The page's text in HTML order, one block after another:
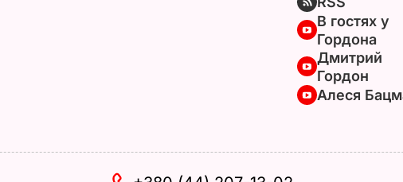
В гостях у
Гордона
Дмитрий
Гордон
Алеся